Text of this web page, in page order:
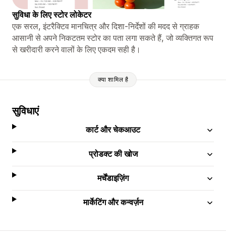
सुविधा के लिए स्टोर लोकेटर
एक सरल, इंटरैक्टिव मानचित्र और दिशा-निर्देशों की मदद से ग्राहक
आसानी से अपने निकटतम स्टोर का पता लगा सकते हैं, जो व्यक्तिगत रूप
से खरीदारी करने वालों के लिए एकदम सही है।
क्या शामिल है
सुविधाएं
कार्ट और चेकआउट
प्रोडक्ट की खोज
मर्चेंडाइज़िंग
मार्केटिंग और कन्वर्ज़न